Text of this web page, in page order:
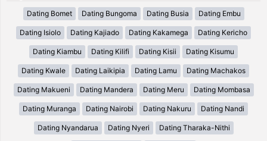
Dating Bomet Dating Bungoma Dating Busia Dating Embu
Dating Isiolo Dating Kajiado Dating Kakamega Dating Kericho
Dating Kiambu Dating Kilifi Dating Kisii Dating Kisumu
Dating Kwale Dating Laikipia Dating Lamu Dating Machakos
Dating Makueni Dating Mandera Dating Meru Dating Mombasa
Dating Muranga Dating Nairobi Dating Nakuru Dating Nandi
Dating Nyandarua Dating Nyeri Dating Tharaka-Nithi